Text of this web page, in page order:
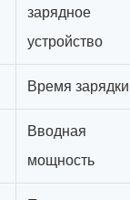
зарядное
устройство
Время зарядки
Вводная
мощность